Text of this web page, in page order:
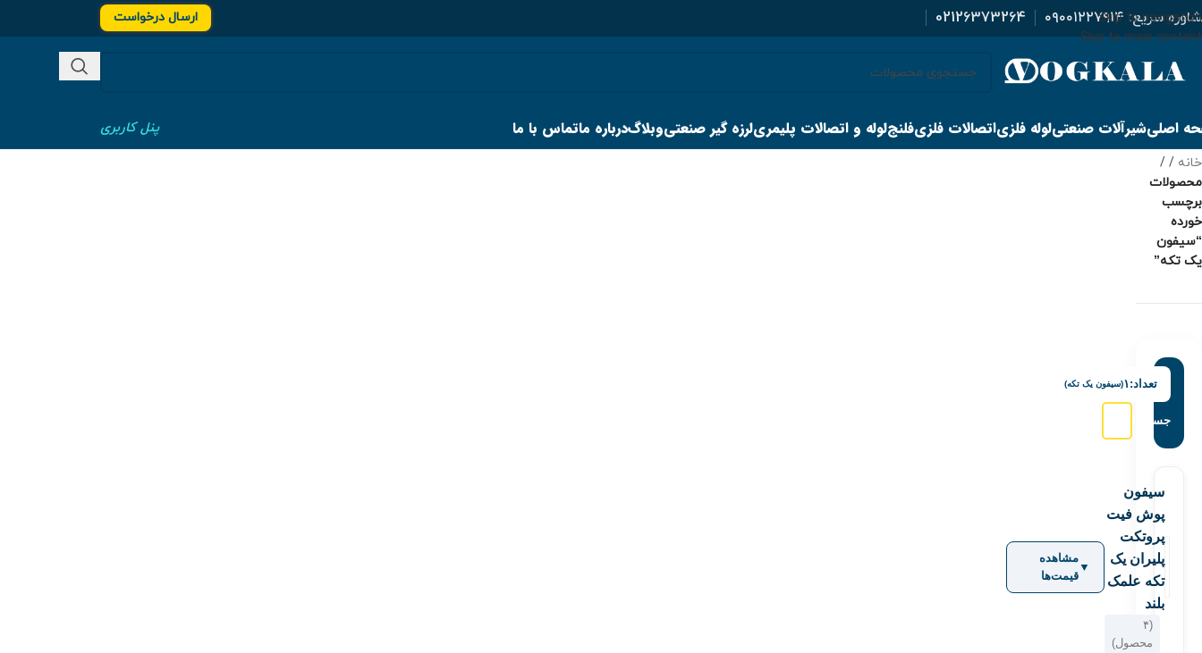
Skip to navigation
Skip to main content
سریع:۰۹۰۰۱۲۲۷۹۱۴ 02126373264 ارسال درخواست
اصلیشیرآلات صنعتیلوله فلزیاتصالات فلزیفلنجلوله و اتصالات پلیمریلرزه گیر صنعتیوبلاگدرباره ماتماس با ما پنل کاربری
خانه /
محصولات
برچسب
خورده
“سیفون
یک تکه”
تعداد: ۱(سیفون یک تکه)
جستجو:
سیفون
پوش فیت
پروتکت
پلیران یک
تکه علمک
بلند
(۴
محصول)
▼
مشاهده
قیمت‌ها